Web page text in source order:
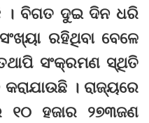
। ବିଗତ ଦୁଇ ଦିନ ଧରି
ରହିଥିବା ବେଳେ
ସଂକ୍ରମଣ ସ୍ଥିତି
। ରାଜ୍ୟରେ
୧୦ ହଜାର ୨୭୩ଜଣ